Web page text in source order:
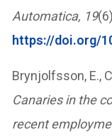
Automatica, 19
https://doi.org/
Brynjolfsson, E.,
Canaries in the
recent